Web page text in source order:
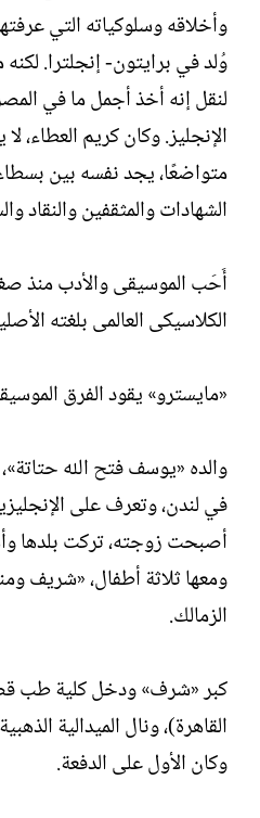
ن
ش
وأخلاقه وسلوكياته التي
وُلد في برايتون- إنجلترا.
لنقل إنه أخذ أجمل ما في
الإنجليز. وكان كريم العطاء،
متواضعًا، يجد نفسه بين
الشهادات والمثقفين والنقاد
أَحَب الموسيقى والأدب منذ
الكلاسيكى العالمى بلغته
«مايسترو» يقود الفرق
والده «يوسف فتح الله
في لندن، وتعرف على
أصبحت زوجته، تركت بلدها
ومعها ثلاثة أطفال، «شريف
الزمالك.
كبر «شرف» ودخل كلية طب
القاهرة)، ونال الميدالية
وكان الأول على الدفعة.